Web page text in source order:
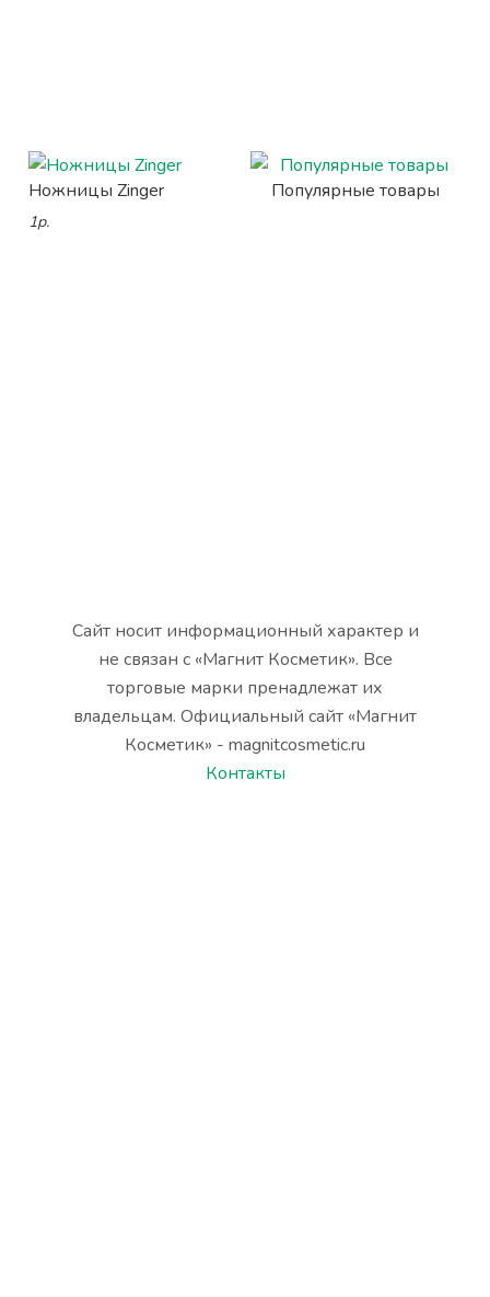
Ножницы Zinger
1р.
Популярные товары
Сайт носит информационный характер и
не связан с «Магнит Косметик». Все
торговые марки пренадлежат их
владельцам. Официальный сайт «Магнит
Косметик» - magnitcosmetic.ru
Контакты